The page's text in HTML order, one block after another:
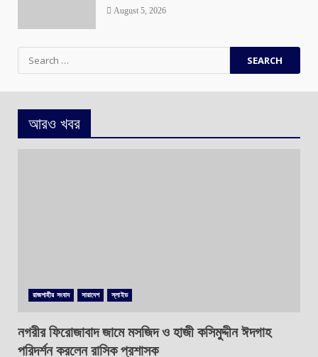
August 5, 2026
for:
আরও খবর
রাজশাহীর সংবাদ সারাদেশ স্লাইড
নগরীর ফিরোজাবাদ জামে মসজিদ ও হাজী কসিমুদ্দীন ঈদগাহ
পরিদর্শন করলেন রাসিক প্রশাসক